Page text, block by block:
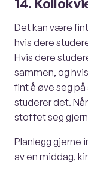
Det kan være
hvis dere
Hvis dere
sammen, og
fint å øve seg
studerer det.
stoffet seg
Planlegg gjerne
av en middag,